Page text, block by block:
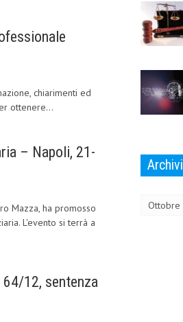
chiarimenti ed
ottenere...
– Napoli, 21-
Mazza, ha promosso
L'evento si terrà a
64/12, sentenza
Archivi